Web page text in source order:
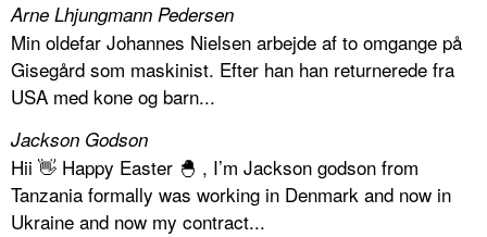
Arne Lhjungmann Pedersen
Min oldefar Johannes Nielsen arbejde af to omgange på
Gisegård som maskinist. Efter han han returnerede fra
USA med kone og barn...
Jackson Godson
Hii 👋 Happy Easter 🐣 , I’m Jackson godson from
Tanzania formally was working in Denmark and now in
Ukraine and now my contract...